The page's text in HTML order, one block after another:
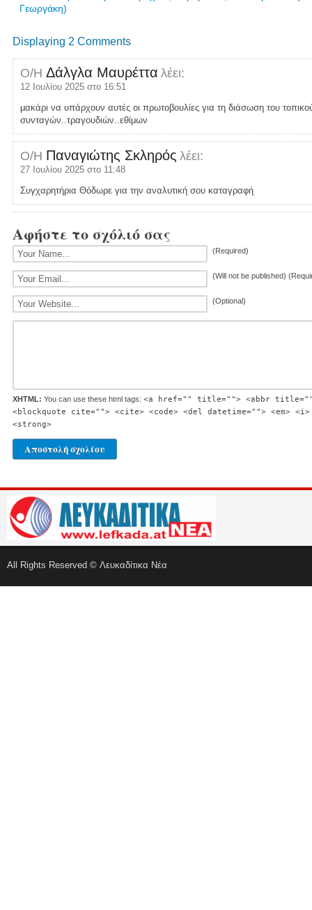
Γεωργάκη)
Displaying 2 Comments
Ο/Η Δάλγλα Μαυρέττα λέει:
12 Ιουλίου 2025 στο 16:51
μακάρι να υπάρχουν αυτές οι πρωτοβουλίες για τη διάσωση του
συνταγών..τραγουδιών..εθίμων
Ο/Η Παναγιώτης Σκληρός λέει:
27 Ιουλίου 2025 στο 11:48
Συγχαρητήρια Θόδωρε για την αναλυτική σου καταγραφή
Αφήστε το σχόλιό σας
(Required)
(Will not be published)
(Optional)
XHTML: You can use these html tags: <a href="" title=""> <abbr
<blockquote cite=""> <cite> <code> <del datetime=""> <em>
<strong>
All Rights Reserved © Λευκαδίτικα Νέα